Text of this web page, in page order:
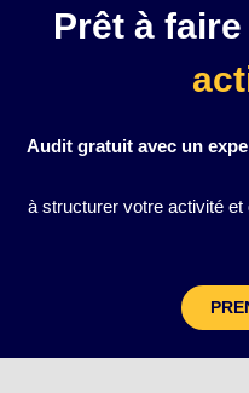
Prêt à
Audit gratuit avec un
à structurer votre activité et